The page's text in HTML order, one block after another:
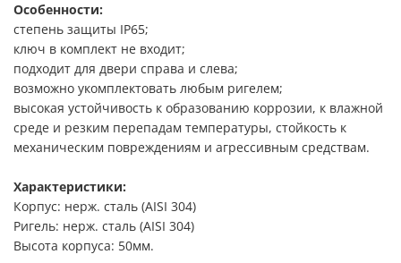
Особенности:
степень защиты IP65;
ключ в комплект не входит;
подходит для двери справа и слева;
возможно укомплектовать любым ригелем;
высокая устойчивость к образованию коррозии, к влажной
среде и резким перепадам температуры, стойкость к
механическим повреждениям и агрессивным средствам.
Характеристики:
Корпус: нерж. сталь (AISI 304)
Ригель: нерж. сталь (AISI 304)
Высота корпуса: 50мм.